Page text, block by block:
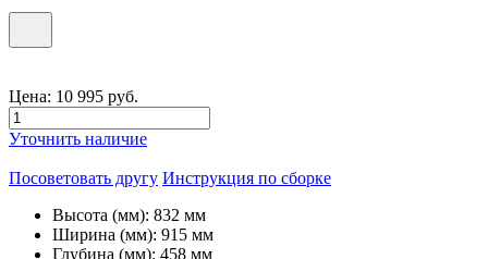
Цена: 10 995 руб.
Уточнить наличие
Посоветовать другу Инструкция по сборке
Высота (мм): 832 мм
Ширина (мм): 915 мм
Глубина (мм): 458 мм